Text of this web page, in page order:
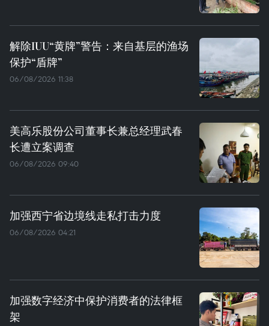
解除IUU“黄牌”警告：来自基层的渔场
保护“盾牌”
06/08/2026 11:38
美高乐股份公司董事长兼总经理武春
长遭立案调查
06/08/2026 09:40
加强西宁省边境线走私打击力度
06/08/2026 04:21
加强数字经济中保护消费者的法律框
架